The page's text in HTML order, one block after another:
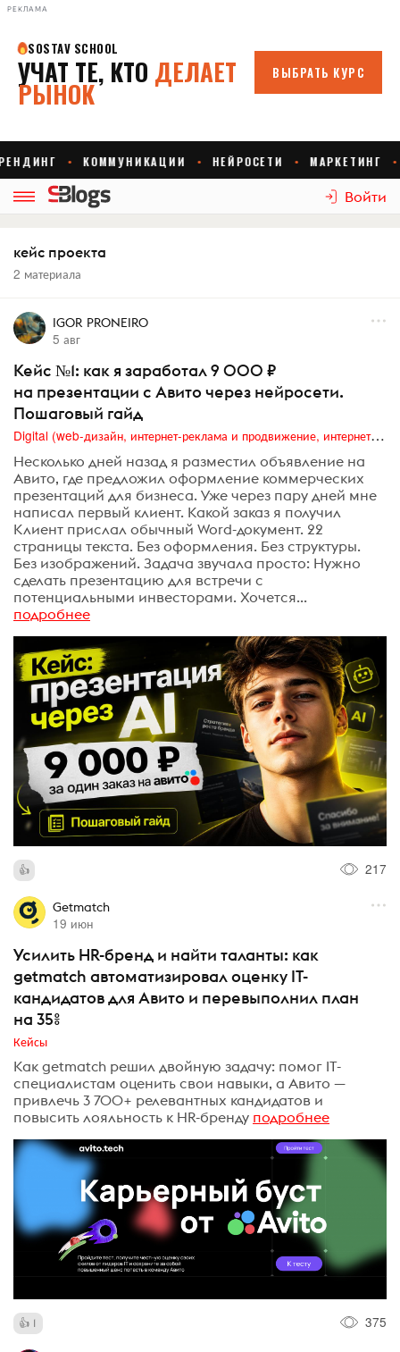
РЕКЛАМА
Войти
кейс проекта
2 материала
IGOR PRONEIRO
5 авг
Кейс №1: как я заработал 9 000 ₽
на презентации с Авито через нейросети.
Пошаговый гайд
Digital (web-дизайн, интернет-реклама и продвижение, интернет-сообщества и блоги, интернет-коммуникации, мобильный маркетинг, реклама на цифровых экранах)
Несколько дней назад я разместил объявление на
Авито, где предложил оформление коммерческих
презентаций для бизнеса. Уже через пару дней мне
написал первый клиент. Какой заказ я получил
Клиент прислал обычный Word-документ. 22
страницы текста. Без оформления. Без структуры.
Без изображений. Задача звучала просто: Нужно
сделать презентацию для встречи с
потенциальными инвесторами. Хочется...
подробнее
217
Getmatch
19 июн
Усилить HR-бренд и найти таланты: как
getmatch автоматизировал оценку IT-
кандидатов для Авито и перевыполнил план
на 35%
Кейсы
Как getmatch решил двойную задачу: помог IT-
специалистам оценить свои навыки, а Авито —
привлечь 3 700+ релевантных кандидатов и
повысить лояльность к HR-бренду подробнее
1 375